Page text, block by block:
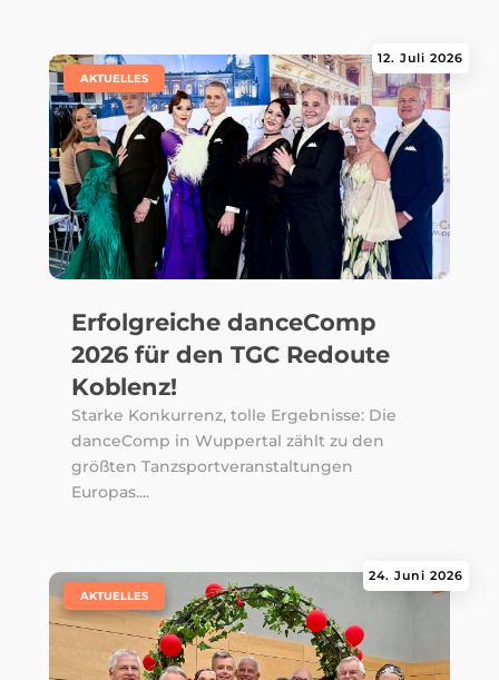
Erfolgreiche danceComp
2026 für den TGC Redoute
Koblenz!
12. Juli 2026
AKTUELLES
Starke Konkurrenz, tolle Ergebnisse: Die
danceComp in Wuppertal zählt zu den
größten Tanzsportveranstaltungen
Europas....
24. Juni 2026
AKTUELLES